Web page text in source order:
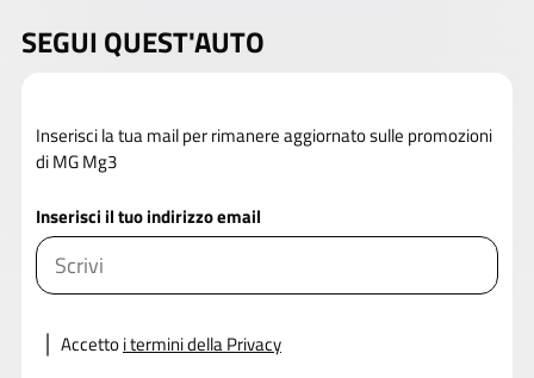
SEGUI QUEST'AUTO
Inserisci la tua mail per rimanere aggiornato sulle promozioni
di MG Mg3
Inserisci il tuo indirizzo email
Accettoi termini della Privacy